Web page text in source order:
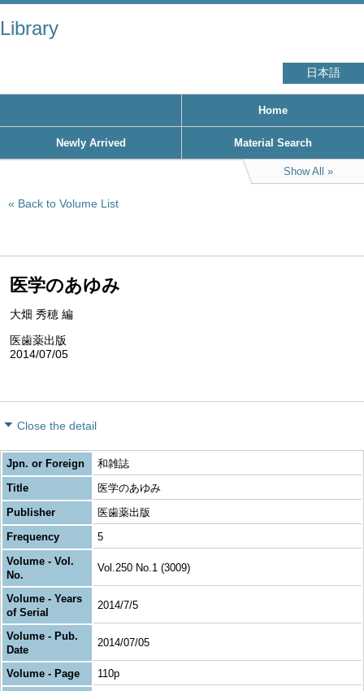
Library
日本語
Home
Newly Arrived Material Search
Show All
Back to Volume List
医学のあゆみ
大畑 秀穂 編
医歯薬出版
2014/07/05
Close the detail
Jpn. or Foreign
和雑誌
Title
医学のあゆみ
Publisher
医歯薬出版
Frequency
5
Volume - Vol.
No.
Vol.250 No.1 (3009)
Volume - Years
of Serial
2014/7/5
Volume - Pub.
Date
2014/07/05
Volume - Page
110p